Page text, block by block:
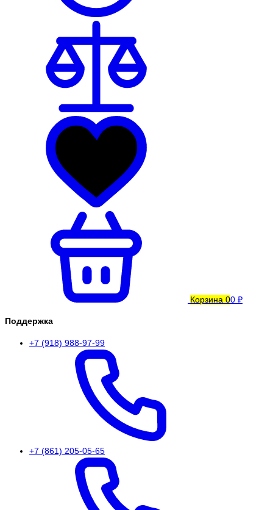
Корзина 00 ₽
Поддержка
+7 (918) 988-97-99
+7 (861) 205-05-65